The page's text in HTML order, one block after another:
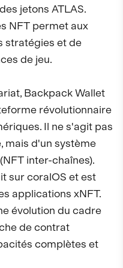
jetons ATLAS.
NFT permet aux
stratégies et de
de jeu.
Backpack Wallet
révolutionnaire
Il ne s'agit pas
mais d'un système
inter-chaînes).
sur coralOS et est
applications xNFT.
évolution du cadre
de contrat
complètes et